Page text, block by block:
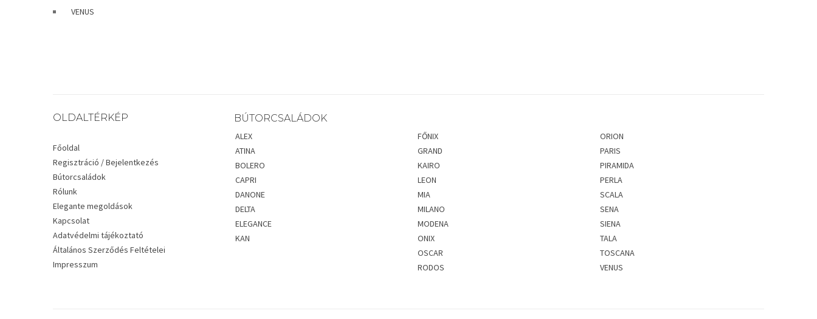
VENUS
BÚTORCSALÁDOK
OLDALTÉRKÉP
Főoldal
Regisztráció / Bejelentkezés
Bútorcsaládok
Rólunk
Elegante megoldások
Kapcsolat
Adatvédelmi tájékoztató
Általános Szerződés Feltételei
Impresszum
ALEX
ATINA
BOLERO
CAPRI
DANONE
DELTA
ELEGANCE
KAN
FŐNIX
GRAND
KAIRO
LEON
MIA
MILANO
MODENA
ONIX
OSCAR
RODOS
ORION
PARIS
PIRAMIDA
PERLA
SCALA
SENA
SIENA
TALA
TOSCANA
VENUS